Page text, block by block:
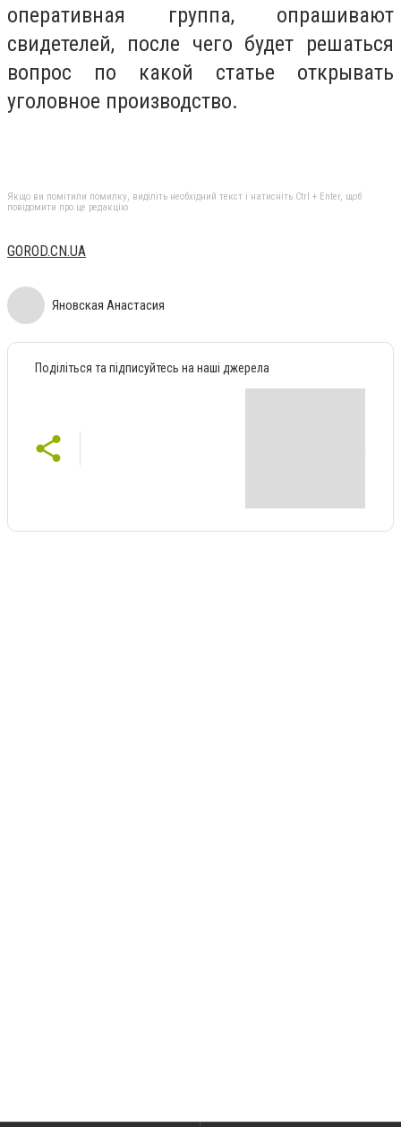
оперативная группа, опрашивают
свидетелей, после чего будет решаться
вопрос по какой статье открывать
уголовное производство.
Якщо ви помітили помилку, виділіть необхідний текст і натисніть Ctrl + Enter, щоб
повідомити про це редакцію
GOROD.CN.UA
Яновская Анастасия
Поділіться та підписуйтесь на наші джерела